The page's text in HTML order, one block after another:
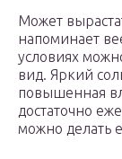
Может
напоминает
условиях
вид. Яркий
повышенная
достаточно
можно делать